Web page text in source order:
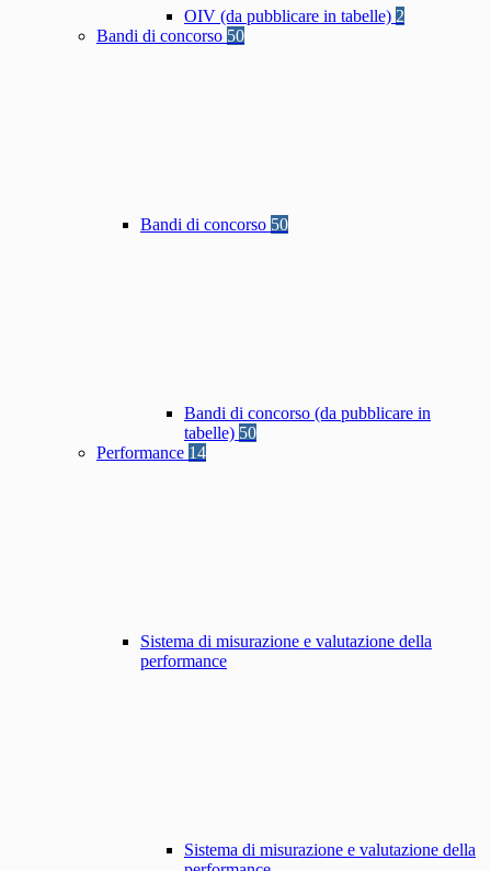
OIV (da pubblicare in tabelle) 2
Bandi di concorso 50
Bandi di concorso 50
Bandi di concorso (da pubblicare in
tabelle) 50
Performance 14
Sistema di misurazione e valutazione della
performance
Sistema di misurazione e valutazione della